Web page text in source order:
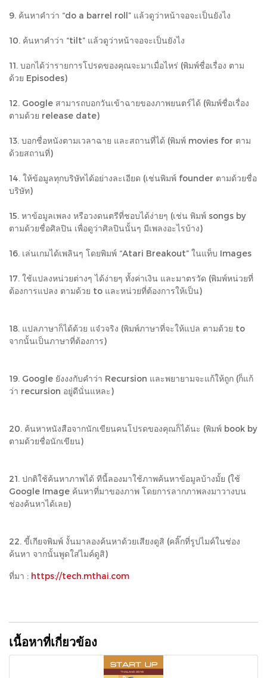
9. ค้นหาคำว่า “do a barrel roll” แล้วดูว่าหน้าจอจะเป็นยังไง
10. ค้นหาคำว่า “tilt” แล้วดูว่าหน้าจอจะเป็นยังไง
11. บอกได้ว่ารายการโปรดของคุณจะมาเมื่อไหร่ (พิมพ์ชื่อเรื่อง ตาม
ด้วย Episodes)
12. Google สามารถบอกวันเข้าฉายของภาพยนตร์ได้ (พิมพ์ชื่อเรื่อง
ตามด้วย release date)
13. บอกชื่อหนังตามเวลาฉาย และสถานที่ได้ (พิมพ์ movies for ตาม
ด้วยสถานที่)
14. ให้ข้อมูลทุกบริษัทได้อย่างละเอียด (เช่นพิมพ์ founder ตามด้วยชื่อ
บริษัท)
15. หาข้อมูลเพลง หรือวงดนตรีที่ชอบได้ง่ายๆ (เช่น พิมพ์ songs by
ตามด้วยชื่อศิลปิน เพื่อดูว่าศิลปินนั้นๆ มีเพลงอะไรบ้าง)
16. เล่นเกมได้เพลินๆ โดยพิมพ์ “Atari Breakout” ในแท็บ Images
17. ใช้แปลงหน่วยต่างๆ ได้ง่ายๆ ทั้งค่าเงิน และมาตรวัด (พิมพ์หน่วยที่
ต้องการแปลง ตามด้วย to และหน่วยที่ต้องการให้เป็น)
18. แปลภาษาก็ได้ด้วย แจ๋วจริง (พิมพ์ภาษาที่จะให้แปล ตามด้วย to
จากนั้นเป็นภาษาที่ต้องการ)
19. Google ยังงงกับคำว่า Recursion และพยายามจะแก้ให้ถูก (ก็แก้
ว่า recursion อยู่ดีนั่นแหละ)
20. ค้นหาหนังสือจากนักเขียนคนโปรดของคุณก็ได้นะ (พิมพ์ book by
ตามด้วยชื่อนักเขียน)
21. ปกติใช้ค้นหาภาพได้ ทีนี้ลองมาใช้ภาพค้นหาข้อมูลบ้างมั้ย (ใช้
Google Image ค้นหาที่มาของภาพ โดยการลากภาพลงมาวางบน
ช่องค้นหาได้เลย)
22. ขี้เกียจพิมพ์ งั้นมาลองค้นหาด้วยเสียงดูสิ (คลิ๊กที่รูปไมค์ในช่อง
ค้นหา จากนั้นพูดใส่ไมค์ดูสิ)
ที่มา : https://tech.mthai.com
เนื้อหาที่เกี่ยวข้อง